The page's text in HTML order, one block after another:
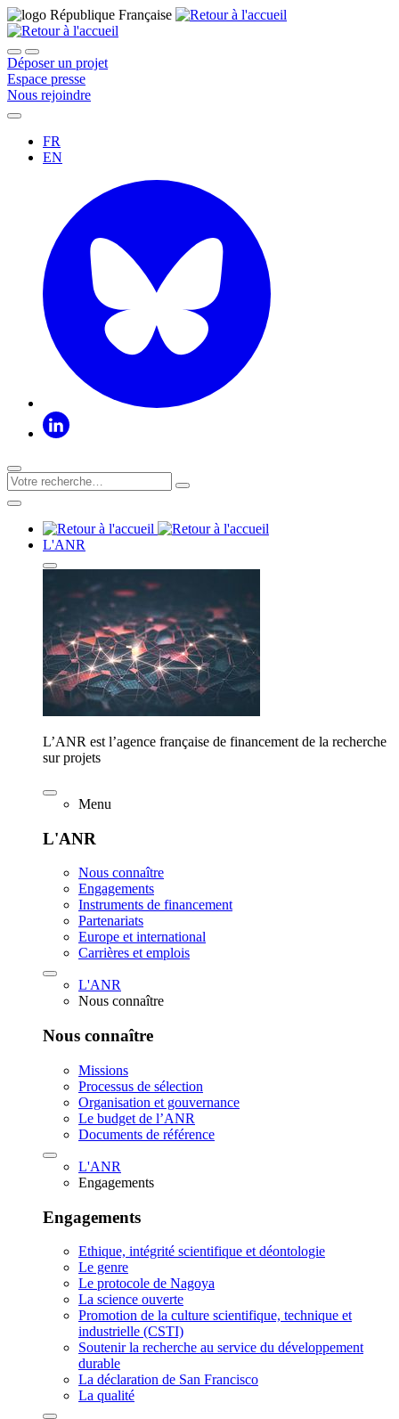
Déposer un projet
Espace presse
Nous rejoindre
FR
EN
L'ANR
L’ANR est l’agence française de financement de la recherche
sur projets
Menu
L'ANR
Nous connaître
Engagements
Instruments de financement
Partenariats
Europe et international
Carrières et emplois
L'ANR
Nous connaître
Nous connaître
Missions
Processus de sélection
Organisation et gouvernance
Le budget de l’ANR
Documents de référence
L'ANR
Engagements
Engagements
Ethique, intégrité scientifique et déontologie
Le genre
Le protocole de Nagoya
La science ouverte
Promotion de la culture scientifique, technique et
industrielle (CSTI)
Soutenir la recherche au service du développement
durable
La déclaration de San Francisco
La qualité